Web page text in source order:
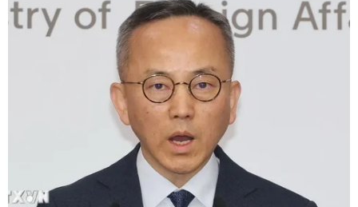
TIN CÙNG CHUYÊN MỤC